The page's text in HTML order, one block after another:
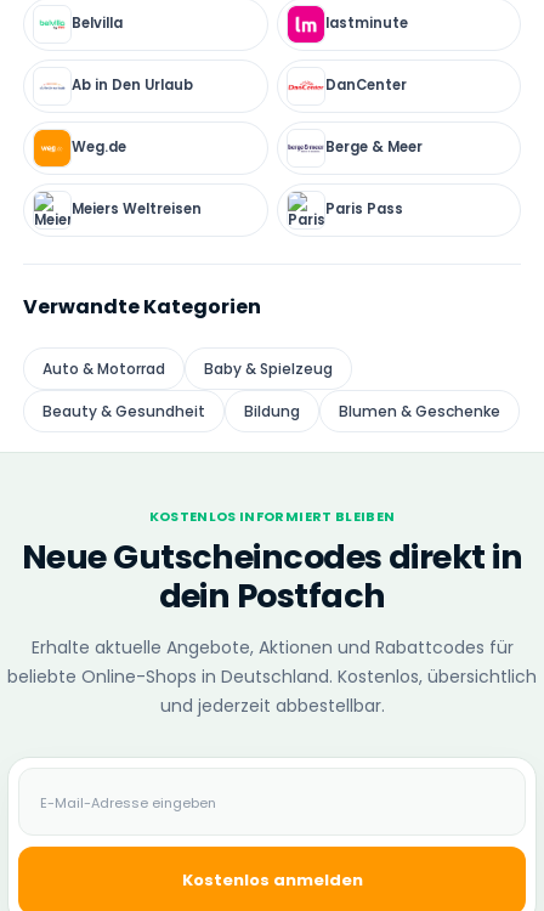
Belvilla lastminute
Ab in Den Urlaub DanCenter
Weg.de Berge & Meer
Meiers Weltreisen Paris Pass
Verwandte Kategorien
Auto & Motorrad Baby & Spielzeug
Beauty & Gesundheit Bildung Blumen & Geschenke
KOSTENLOS INFORMIERT BLEIBEN
Neue Gutscheincodes direkt in
dein Postfach
Erhalte aktuelle Angebote, Aktionen und Rabattcodes für
beliebte Online-Shops in Deutschland. Kostenlos, übersichtlich
und jederzeit abbestellbar.
E-Mail-Adresse
Kostenlos anmelden